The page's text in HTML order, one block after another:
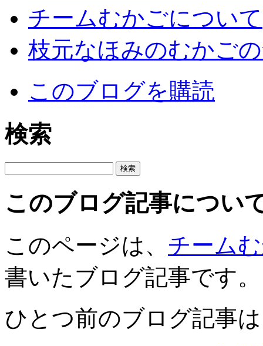
チームむかごについて
枝元なほみのむかご
このブログを購読
検索
このブログ記事につい
このページは、 チーム
書いたブログ記事です。
ひとつ前のブログ記事